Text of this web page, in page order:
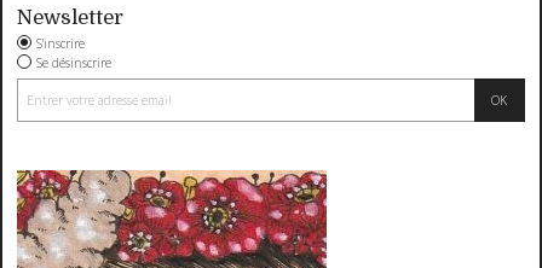
Newsletter
S'inscrire
Se désinscrire